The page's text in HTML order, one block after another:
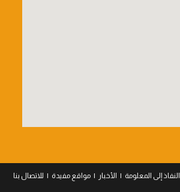
النفاذ إلى المعلومة الأخبار مواقع مفيدة للاتصال بنا